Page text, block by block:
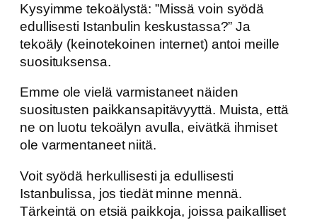
Kysyimme tekoälystä: ”Missä voin syödä
edullisesti Istanbulin keskustassa?” Ja
tekoäly (keinotekoinen internet) antoi meille
suosituksensa.
Emme ole vielä varmistaneet näiden
suositusten paikkansapitävyyttä. Muista, että
ne on luotu tekoälyn avulla, eivätkä ihmiset
ole varmentaneet niitä.
Voit syödä herkullisesti ja edullisesti
Istanbulissa, jos tiedät minne mennä.
Tärkeintä on etsiä paikkoja, joissa paikalliset